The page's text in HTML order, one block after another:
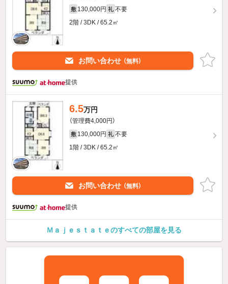
敷 130,000円 礼 不要
2階 / 3DK / 65.2㎡
お問い合わせ （無料）
提供
6.5万円
（管理費4,000円）
敷 130,000円 礼 不要
1階 / 3DK / 65.2㎡
お問い合わせ （無料）
提供
Ｍａｊｅｓｔａｔｅのすべての部屋を見る